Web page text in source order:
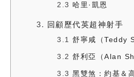
2.3 哈里·凱恩
3. 回顧歷代英超神射手
3.1 舒寧咸（Teddy
3.2 舒利亞（Alan
3.3 黑雙煞：約基＆